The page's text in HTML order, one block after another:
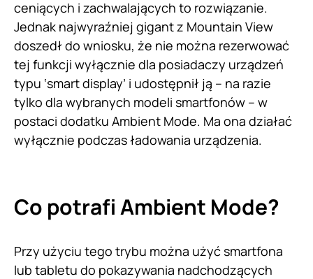
ceniących i zachwalających to rozwiązanie.
Jednak najwyraźniej gigant z Mountain View
doszedł do wniosku, że nie można rezerwować
tej funkcji wyłącznie dla posiadaczy urządzeń
typu ‘smart display’ i udostępnił ją – na razie
tylko dla wybranych modeli smartfonów – w
postaci dodatku Ambient Mode. Ma ona działać
wyłącznie podczas ładowania urządzenia.
Co potrafi Ambient Mode?
Przy użyciu tego trybu można użyć smartfona
lub tabletu do pokazywania nadchodzących